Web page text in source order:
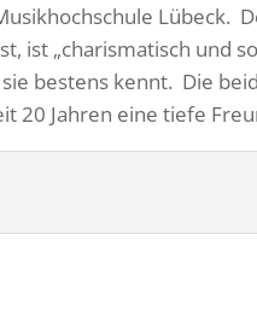
Lübeck.
ist „charismatisch und
bestens kennt. Die
20 Jahren eine tiefe